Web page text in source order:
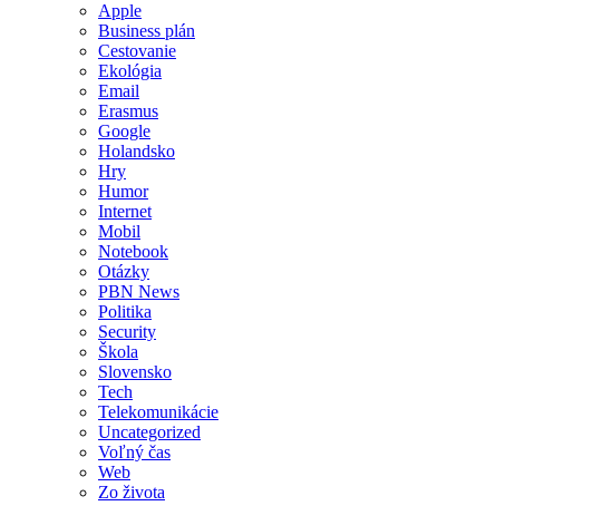
Apple
Business plán
Cestovanie
Ekológia
Email
Erasmus
Google
Holandsko
Hry
Humor
Internet
Mobil
Notebook
Otázky
PBN News
Politika
Security
Škola
Slovensko
Tech
Telekomunikácie
Uncategorized
Voľný čas
Web
Zo života